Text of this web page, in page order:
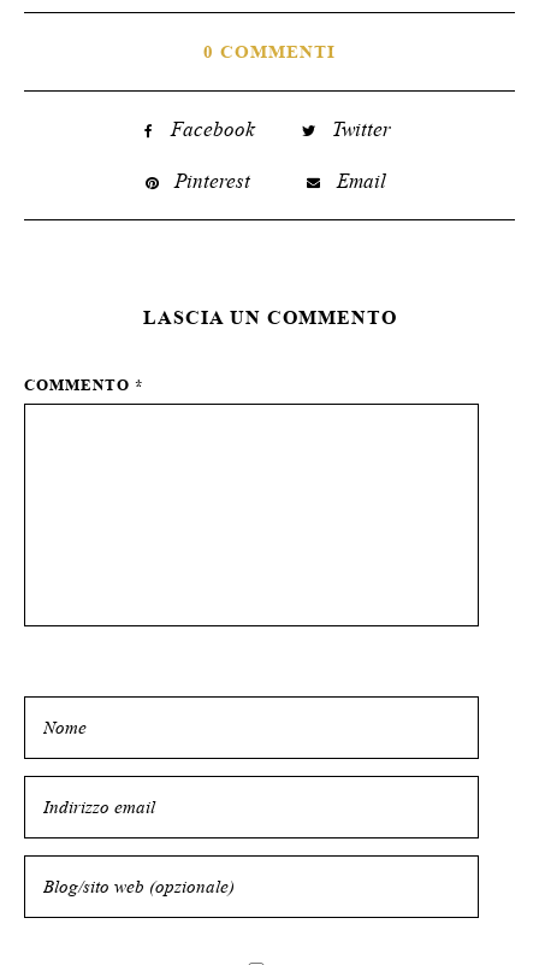
0 COMMENTI
Facebook
Twitter
Pinterest
Email
LASCIA UN COMMENTO
COMMENTO *